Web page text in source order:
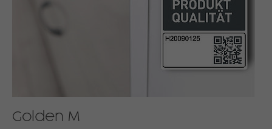
Golden M